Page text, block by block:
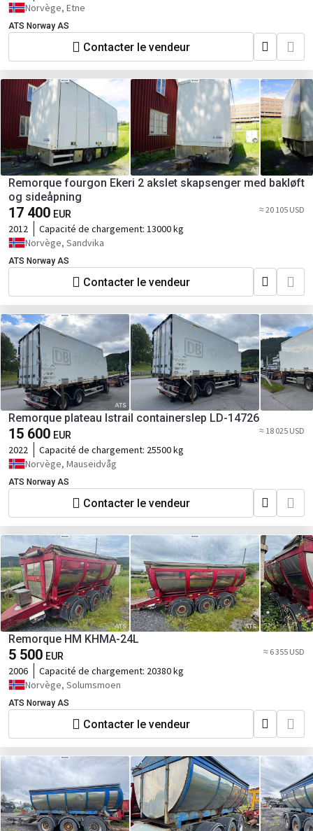
Norvège, Etne
ATS Norway AS
Contacter le vendeur
Remorque fourgon Ekeri 2 akslet skapsenger med bakløft
og sideåpning
17 400 EUR ≈ 20 105 USD
2012 Capacité de chargement: 13000 kg
Norvège, Sandvika
ATS Norway AS
Contacter le vendeur
Remorque plateau Istrail containerslep LD-14726
15 600 EUR ≈ 18 025 USD
2022 Capacité de chargement: 25500 kg
Norvège, Mauseidvåg
ATS Norway AS
Contacter le vendeur
Remorque HM KHMA-24L
5 500 EUR ≈ 6 355 USD
2006 Capacité de chargement: 20380 kg
Norvège, Solumsmoen
ATS Norway AS
Contacter le vendeur